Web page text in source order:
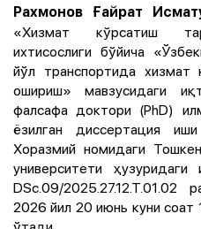
Рахмонов Ғайрат
«Хизмат кўрсатиш
ихтисослиги бўйича
йўл транспортида хизмат
ошириш» мавзусидаги
фалсафа доктори (PhD)
ёзилган диссертация
Хоразмий номидаги
университети
DSc.09/2025.27.12.T.01.02
2026 йил 20 июнь куни соат